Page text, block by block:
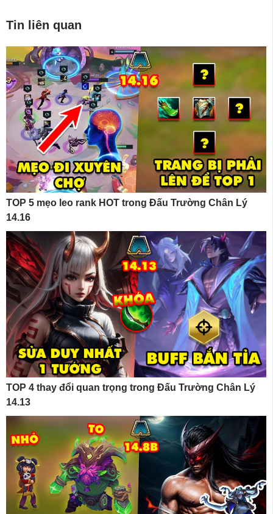
Tin liên quan
TOP 5 mẹo leo rank HOT trong Đấu Trường Chân Lý
14.16
TOP 4 thay đổi quan trọng trong Đấu Trường Chân Lý
14.13